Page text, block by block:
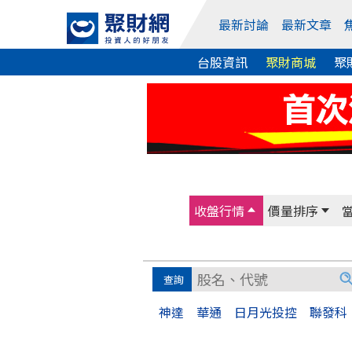
最新討論 最新文章
台股資訊
聚財商城 聚
收盤行情 價量排序
神達 華通 日月光投控 聯發科